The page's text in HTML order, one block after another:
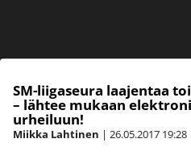
SM-liigaseura laajentaa
– lähtee mukaan
urheiluun!
Miikka Lahtinen | 26.05.2017 19:28